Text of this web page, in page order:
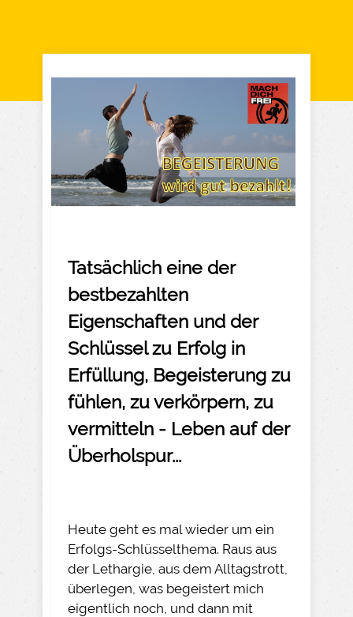
Tatsächlich eine der
bestbezahlten
Eigenschaften und der
Schlüssel zu Erfolg in
Erfüllung, Begeisterung zu
fühlen, zu verkörpern, zu
vermitteln - Leben auf der
Überholspur...
Heute geht es mal wieder um ein
Erfolgs-Schlüsselthema. Raus aus
der Lethargie, aus dem Alltagstrott,
überlegen, was begeistert mich
eigentlich noch, und dann mit